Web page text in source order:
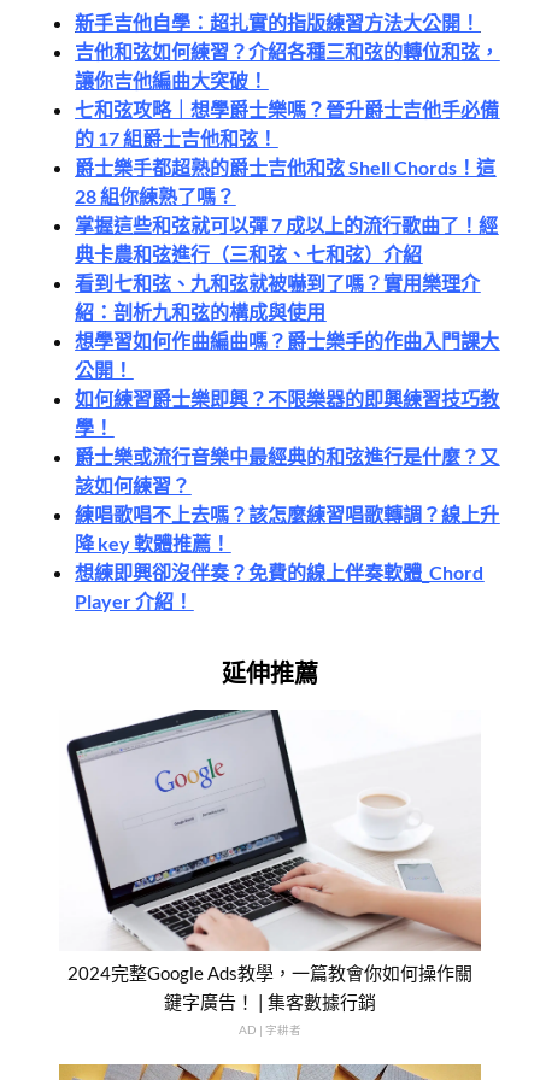
新手吉他自學：超扎實的指版練習方法大公開！
吉他和弦如何練習？介紹各種三和弦的轉位和弦，
讓你吉他編曲大突破！
七和弦攻略｜想學爵士樂嗎？晉升爵士吉他手必備
的 17 組爵士吉他和弦！
爵士樂手都超熟的爵士吉他和弦 Shell Chords！這
28 組你練熟了嗎？
掌握這些和弦就可以彈 7 成以上的流行歌曲了！經
典卡農和弦進行（三和弦、七和弦）介紹
看到七和弦、九和弦就被嚇到了嗎？實用樂理介
紹：剖析九和弦的構成與使用
想學習如何作曲編曲嗎？爵士樂手的作曲入門課大
公開！
如何練習爵士樂即興？不限樂器的即興練習技巧教
學！
爵士樂或流行音樂中最經典的和弦進行是什麼？又
該如何練習？
練唱歌唱不上去嗎？該怎麼練習唱歌轉調？線上升
降 key 軟體推薦！
想練即興卻沒伴奏？免費的線上伴奏軟體 _Chord
Player 介紹！
延伸推薦
2024完整Google Ads教學，一篇教會你如何操作關
鍵字廣告！ | 集客數據行銷
AD | 字耕者